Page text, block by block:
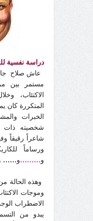
دراسة نفسية
عاش صلاح
مستمر بين
الاكتئاب،
المتكررة
الخبرات
شخصيته ذات
شاعراً رقيقاً
ورساماً
و………و……
وهذه الحالة
وموجات
الاضطراب
يبدو من